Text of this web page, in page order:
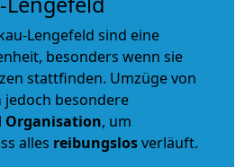
Lengefeld sind eine
besonders wenn sie
stattfinden. Umzüge von
besondere
Organisation, um
alles reibungslosverläuft.